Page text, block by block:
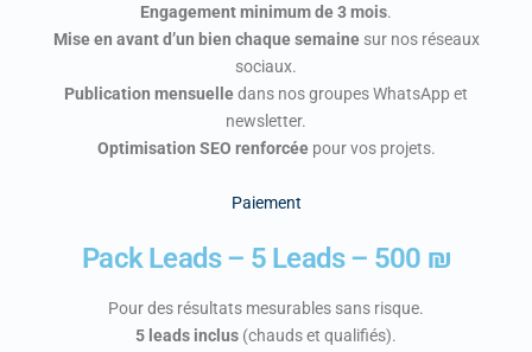
Engagement minimum de 3 mois.
Mise en avant d’un bien chaque semainesur nos réseaux
sociaux.
Publication mensuelledans nos groupes WhatsApp et
newsletter.
Optimisation SEO renforcéepour vos projets.
Paiement
Pack Leads – 5 Leads – 500 ₪
Pour des résultats mesurables sans risque.
5 leads inclus (chauds et qualifiés).